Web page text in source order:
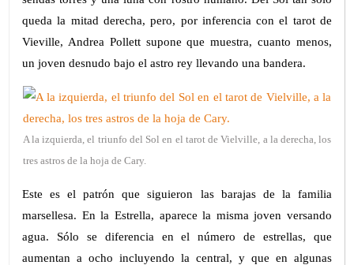
queda la mitad derecha, pero, por inferencia con el tarot de
Vieville, Andrea Pollett supone que muestra, cuanto menos,
un joven desnudo bajo el astro rey llevando una bandera.
A la izquierda, el triunfo del Sol en el tarot de Vielville, a la derecha, los
tres astros de la hoja de Cary.
Este es el patrón que siguieron las barajas de la familia
marsellesa. En la Estrella, aparece la misma joven versando
agua. Sólo se diferencia en el número de estrellas, que
aumentan a ocho incluyendo la central, y que en algunas